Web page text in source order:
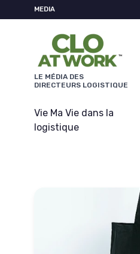
MEDIA
LE MÉDIA DES
DIRECTEURS LOGISTIQUE
Vie Ma Vie dans la
logistique
Panneau de gestion des cookies